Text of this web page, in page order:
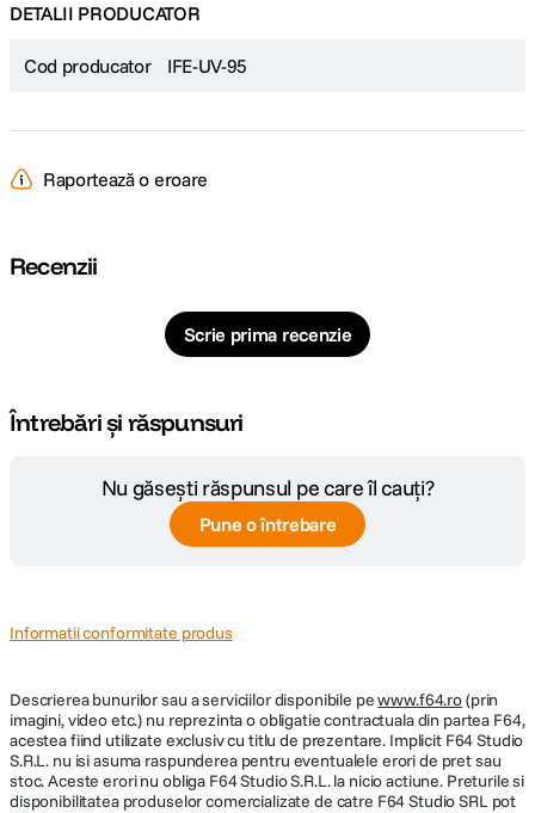
DETALII PRODUCATOR
Cod producator IFE-UV-95
Raportează o eroare
Recenzii
Scrie prima recenzie
Întrebări și răspunsuri
Nu găsești răspunsul pe care îl cauți?
Pune o întrebare
Informatii conformitate produs
Descrierea bunurilor sau a serviciilor disponibile pewww.f64.ro(prin
imagini, video etc.) nu reprezinta o obligatie contractuala din partea F64,
acestea fiind utilizate exclusiv cu titlu de prezentare. Implicit F64 Studio
S.R.L. nu isi asuma raspunderea pentru eventualele erori de pret sau
stoc. Aceste erori nu obliga F64 Studio S.R.L. la nicio actiune. Preturile si
disponibilitatea produselor comercializate de catre F64 Studio SRL pot